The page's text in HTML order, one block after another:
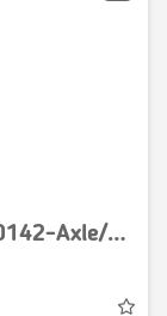
Atlas AR65-ZF AP-R725-4472030142-Axle/Achse/As